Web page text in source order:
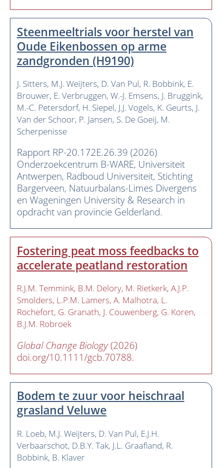
Steenmeeltrials voor herstel van
Oude Eikenbossen op arme
zandgronden (H9190)
J. Sitters M.J. Weijters D. Van Pul R. Bobbink E.
Brouwer E. Verbruggen W.-J. Emsens J. Bruggink
M.-C. Petersdorf H. Siepel J.J. Vogels K. Geurts J.
Van der Schoor P. Jansen S. De Goeij M.
Scherpenisse
Rapport RP-20.172E.26.39 (2026)
Onderzoekcentrum B-WARE, Universiteit
Antwerpen, Radboud Universiteit, Stichting
Bargerveen, Natuurbalans-Limes Divergens
en Wageningen University & Research in
opdracht van provincie Gelderland.
Fostering peat moss feedbacks to
accelerate peatland restoration
R.J.M. Temmink B.M. Delory M. Rietkerk A.J.P.
Smolders L.P.M. Lamers A. Malhotra L.
Rochefort G. Granath J. Couwenberg G. Koren
B.J.M. Robroek
Global Change Biology(2026)
doi.org/10.1111/gcb.70788.
Bodem te zuur voor heischraal
grasland Veluwe
R. Loeb M.J. Weijters D. Van Pul E.J.H.
Verbaarschot D.B.Y. Tak J.L. Graafland R.
Bobbink B. Klaver